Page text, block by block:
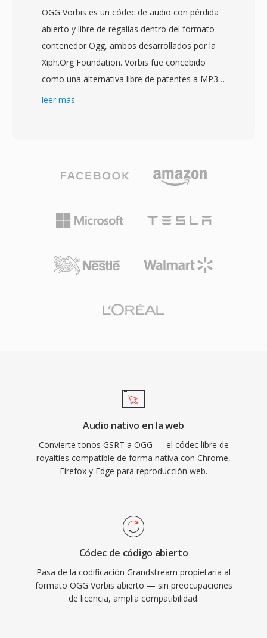
procesadores embebidos de memoria limitada,
por lo qué el formato evita etapas de
transformación o análisis complejos del flujo
de bits. Los tonos de llamada generalmente se
aprovisionan a través de una interfaz de
gestión web o un servidor de configuración
simultáneamente. Aunque GSRT ocupa un
nicho reducido dentro de la telefonía VoIP
qué las herramientas de conversión pueden
esfuerzo mínimo. Sus ventajas clave incluyen
reproducción confiable en hardware
lectura del archivo hasta la salida por altavoz, e
OGG Vorbis es un códec de audio con pérdida
abierto y libre de regalías dentro del formato
contenedor Ogg, ambos desarrollados por la
Xiph.Org Foundation. Vorbis fue concebido
como una alternativa libre de patentes a MP3 y
AAC, utilizando codificación de transformada
consistentemente qué Vorbis ofrece una
MP3, especialmente en el rango de 96-192
kbps. El formato soporta frecuencias de
canales, abarcando desde voz mono hasta
desarrolladores de videojuegos, las
principal de streaming precisamente por está
degradación de calidad a tasas de bits bajas de
manera más elegante qué muchos
competidores, razón por la cuál sigue siendo
popular en videojuegos dónde el
Chrome y Android proporcionan decodificación
leer más
Audio nativo en la web
Convierte tonos GSRT a OGG — el códec libre de
royalties compatible de forma nativa con Chrome,
Firefox y Edge para reproducción web.
Códec de código abierto
Pasa de la codificación Grandstream propietaria al
formato OGG Vorbis abierto — sin preocupaciones
de licencia, amplia compatibilidad.